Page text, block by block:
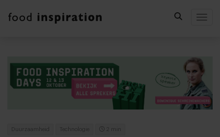
Duurzaamheid Technologie 2 min